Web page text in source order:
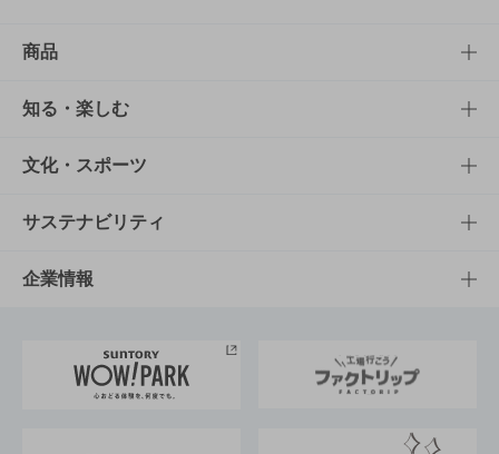
商品
商品TOP
商品一覧
商品発売情報
栄養成分一覧
知る・楽しむ
知る・楽しむTOP
キャンペーン
工場見学
地域情報
文化・スポーツ
文化・スポーツTOP
サントリーホール
サントリーサンバーズ大阪
サステナビリティ
サステナビリティTOP
サントリーが考えるサステナビリティ経営
企業情報
企業概要